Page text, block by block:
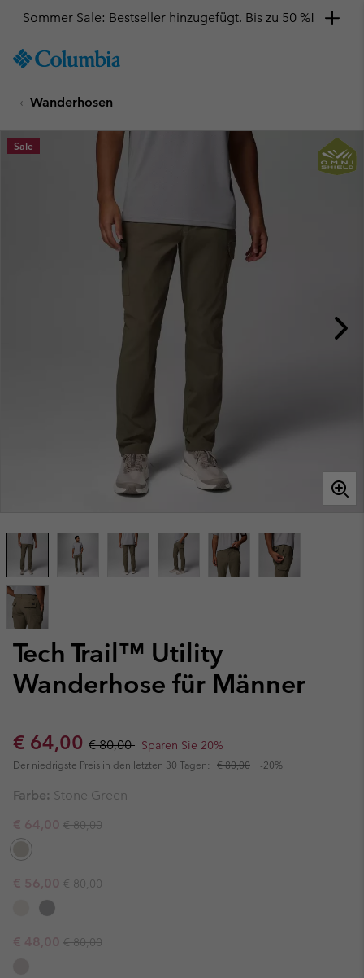
TO
SKIP
MAIN
NAV
Sommer Sale: Bestseller hinzugefügt. Bis zu 50 %!
Wanderhosen
Tech Trail™ Utility
Wanderhose für Männer
Sale price:
€ 64,00 Regular price:
€ 80,00 Sparen Sie 20%
Der niedrigste Preis in den letzten 30 Tagen: € 80,00 -20%
Sale
Farbe: Stone Green
Sale price:
€ 64,00 Regular price:
€ 80,00
Sale price:
€ 56,00 Regular price:
€ 80,00
Sale price:
€ 48,00 Regular price:
€ 80,00